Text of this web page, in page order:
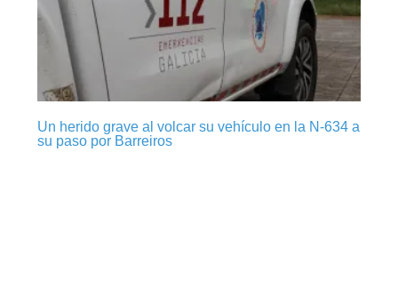
Un herido grave al volcar su vehículo en la N-634 a
su paso por Barreiros